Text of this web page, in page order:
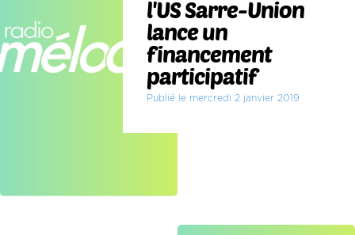
l'US Sarre-Union
lance un
financement
participatif
Publié le mercredi 2 janvier 2019